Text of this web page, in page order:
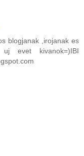
blogjanak ,irojanak es
uj evet kivanok=)IBI